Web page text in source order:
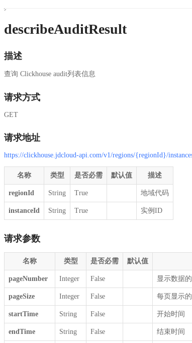
describeAuditResult
描述
查询 Clickhouse audit列表信息
请求方式
GET
请求地址
https://clickhouse.jdcloud-api.com/v1/regions/{regionId}/
名称 类型 是否必需 默认值 描述
regionId String True 地域代码
instanceId String True 实例ID
请求参数
名称 类型 是否必需 默认值
pageNumber Integer False 显示数据
pageSize Integer False 每页显示
startTime String False 开始时间
endTime String False 结束时间